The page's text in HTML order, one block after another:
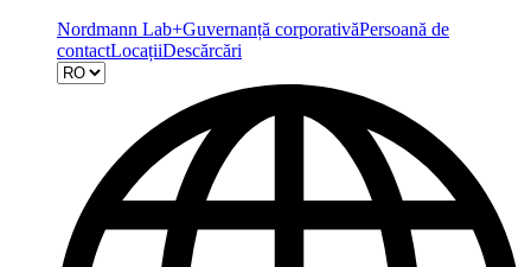
Nordmann Lab+Guvernanță corporativăPersoană de
contactLocațiiDescărcări